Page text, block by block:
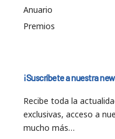
Anuario
Premios
¡Suscríbete a nuestra
Recibe toda la
exclusivas, acceso a
mucho más…